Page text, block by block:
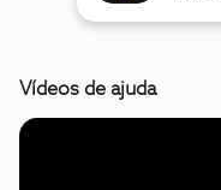
Vídeos de ajuda